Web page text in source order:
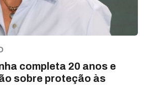
completa 20 anos e
sobre proteção às